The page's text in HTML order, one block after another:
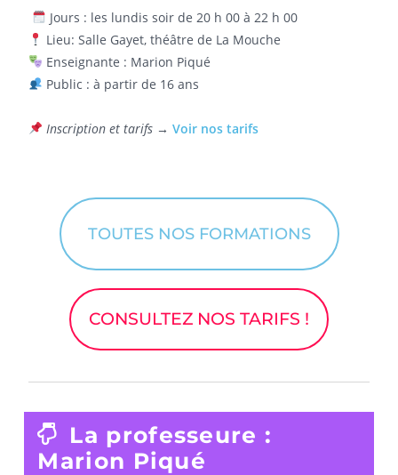
Jours : les lundis soir de 20 h 00 à 22 h 00
Lieu: Salle Gayet, théâtre de La Mouche
Enseignante : Marion Piqué
Public : à partir de 16 ans
Inscription et tarifs → Voir nos tarifs
TOUTES NOS FORMATIONS
CONSULTEZ NOS TARIFS !
La professeure :
Marion Piqué